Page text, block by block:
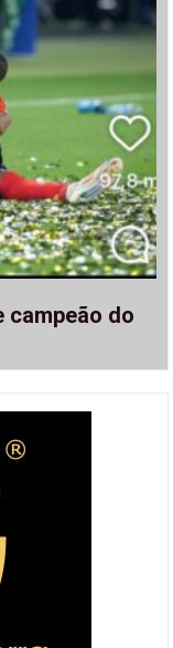
campeão do